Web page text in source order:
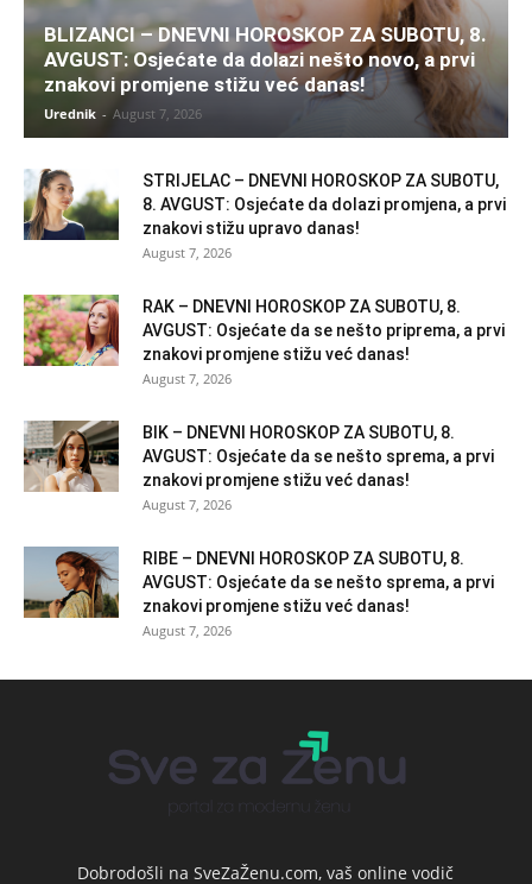
BLIZANCI – DNEVNI HOROSKOP ZA SUBOTU, 8.
AVGUST: Osjećate da dolazi nešto novo, a prvi
znakovi promjene stižu već danas!
Urednik - August 7, 2026
STRIJELAC – DNEVNI HOROSKOP ZA SUBOTU,
8. AVGUST: Osjećate da dolazi promjena, a prvi
znakovi stižu upravo danas!
August 7, 2026
RAK – DNEVNI HOROSKOP ZA SUBOTU, 8.
AVGUST: Osjećate da se nešto priprema, a prvi
znakovi promjene stižu već danas!
August 7, 2026
BIK – DNEVNI HOROSKOP ZA SUBOTU, 8.
AVGUST: Osjećate da se nešto sprema, a prvi
znakovi promjene stižu već danas!
August 7, 2026
RIBE – DNEVNI HOROSKOP ZA SUBOTU, 8.
AVGUST: Osjećate da se nešto sprema, a prvi
znakovi promjene stižu već danas!
August 7, 2026
Dobrodošli na SveZaŽenu.com, vaš online vodič